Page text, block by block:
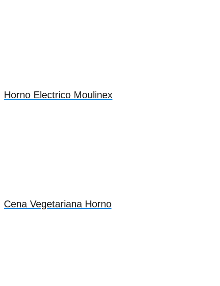
Horno Electrico Moulinex
Cena Vegetariana Horno